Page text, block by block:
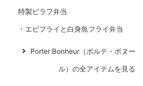
特製ピラフ弁当
エビフライと白身魚フライ弁当
Porter Bonheur（ポルテ・ボヌー
ル）の全アイテムを見る